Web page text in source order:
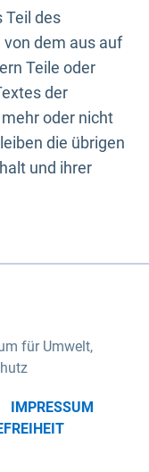
Teil des
dem aus auf
Teile oder
der
oder nicht
die übrigen
und ihrer
für Umwelt,
IMPRESSUM